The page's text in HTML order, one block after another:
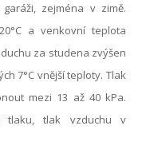
zejména v zimě.
a venkovní teplota
za studena zvýšen
7°C vnější teploty. Tlak
mezi 13 až 40 kPa.
tlaku, tlak vzduchu v